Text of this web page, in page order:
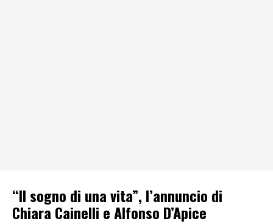
“Il sogno di una vita”, l’annuncio di
Chiara Cainelli e Alfonso D’Apice